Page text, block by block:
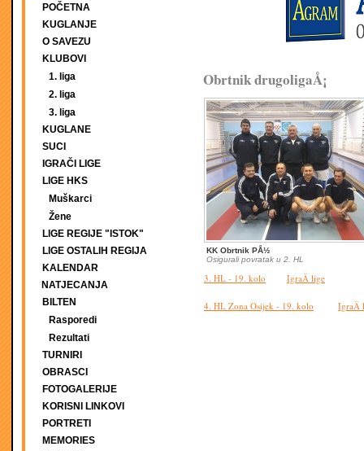
POČETNA
KUGLANJE
O SAVEZU
KLUBOVI
1. liga
2. liga
3. liga
KUGLANE
SUCI
IGRAČI LIGE
LIGE HKS
Muškarci
Žene
LIGE REGIJE "ISTOK"
LIGE OSTALIH REGIJA
KALENDAR
NATJECANJA
BILTEN
Rasporedi
Rezultati
TURNIRI
OBRASCI
FOTOGALERIJE
KORISNI LINKOVI
PORTRETI
MEMORIES
Obrtnik drugoligaÅ¡
KK Obrtnik PÅ½
Osigurali povratak u 2. HL
3. HL - 19. kolo IgraÄ lige
4. HL Zona Osijek - 19. kolo IgraÄ